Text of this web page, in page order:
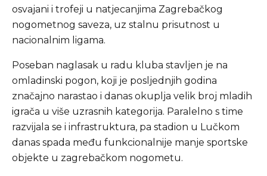
osvajani i trofeji u natjecanjima Zagrebačkog
nogometnog saveza, uz stalnu prisutnost u
nacionalnim ligama.
Poseban naglasak u radu kluba stavljen je na
omladinski pogon, koji je posljednjih godina
značajno narastao i danas okuplja velik broj mladih
igrača u više uzrasnih kategorija. Paralelno s time
razvijala se i infrastruktura, pa stadion u Lučkom
danas spada među funkcionalnije manje sportske
objekte u zagrebačkom nogometu.